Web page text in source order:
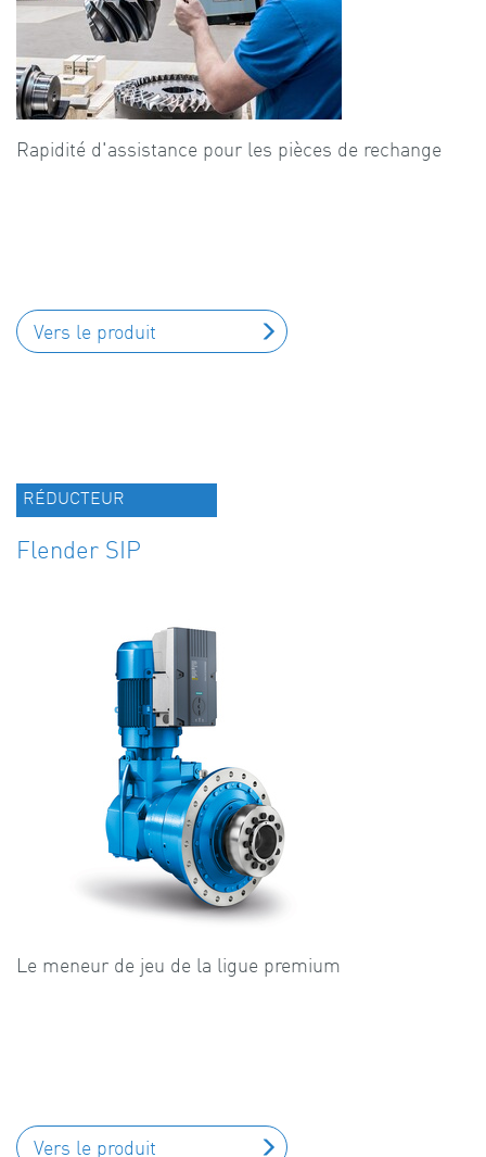
Rapidité d'assistance pour les pièces de rechange
Vers le produit
RÉDUCTEUR
Flender SIP
Le meneur de jeu de la ligue premium
Vers le produit